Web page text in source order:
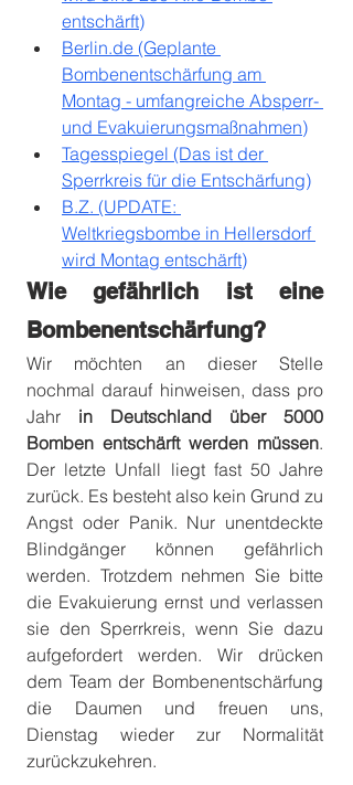
entschärft)
Berlin.de (Geplante
Bombenentschärfung am
Montag - umfangreiche Absperr-
und Evakuierungsmaßnahmen)
Tagesspiegel (Das ist der
Sperrkreis für die Entschärfung)
B.Z. (UPDATE:
Weltkriegsbombe in Hellersdorf
wird Montag entschärft)
Wie gefährlich ist eine
Bombenentschärfung?
Wir möchten an dieser Stelle
nochmal darauf hinweisen, dass pro
Jahr in Deutschland über 5000
Bomben entschärft werden müssen.
Der letzte Unfall liegt fast 50 Jahre
zurück. Es besteht also kein Grund zu
Angst oder Panik. Nur unentdeckte
Blindgänger können gefährlich
werden. Trotzdem nehmen Sie bitte
die Evakuierung ernst und verlassen
sie den Sperrkreis, wenn Sie dazu
aufgefordert werden. Wir drücken
dem Team der Bombenentschärfung
die Daumen und freuen uns,
Dienstag wieder zur Normalität
zurückzukehren.